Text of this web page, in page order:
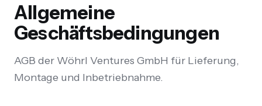
Allgemeine
Geschäftsbedingungen
AGB der Wöhrl Ventures GmbH für Lieferung,
Montage und Inbetriebnahme.